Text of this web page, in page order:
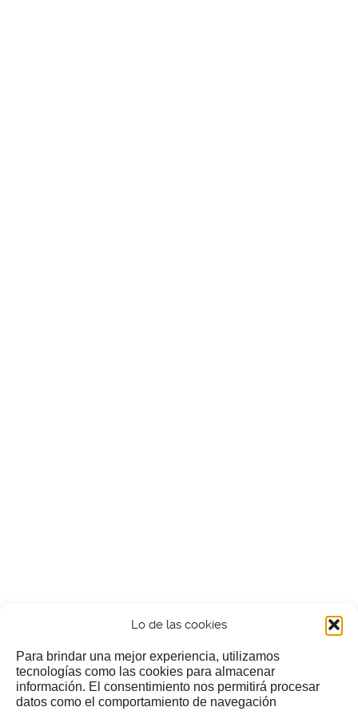
Lo de las cookies
Para brindar una mejor experiencia, utilizamos
tecnologías como las cookies para almacenar
información. El consentimiento nos permitirá procesar
datos como el comportamiento de navegación
¿Nos invitas a un cafecillo?